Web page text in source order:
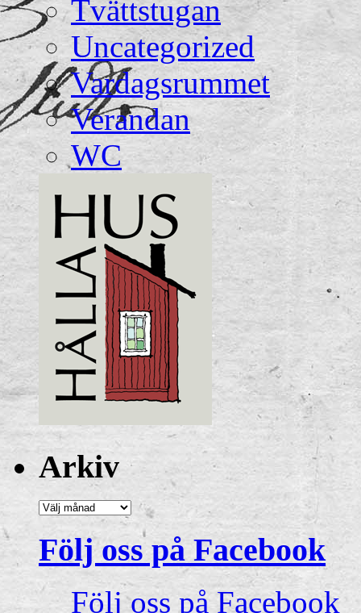
Tvättstugan
Uncategorized
Vardagsrummet
Verandan
WC
Arkiv
Följ oss på Facebook
Följ oss på Facebook